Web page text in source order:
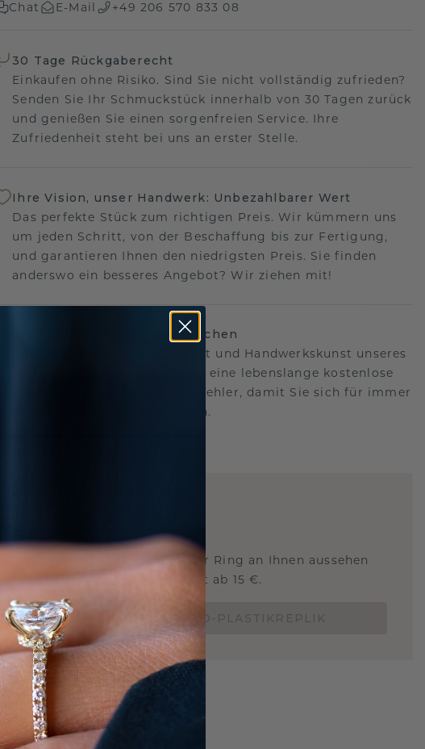
Chat E-Mail +49 206 570 833 08
30 Tage Rückgaberecht
Einkaufen ohne Risiko. Sind Sie nicht vollständig zufrieden?
Senden Sie Ihr Schmuckstück innerhalb von 30 Tagen zurück
und genießen Sie einen sorgenfreien Service. Ihre
Zufriedenheit steht bei uns an erster Stelle.
Ihre Vision, unser Handwerk: Unbezahlbarer Wert
Das perfekte Stück zum richtigen Preis. Wir kümmern uns
um jeden Schritt, von der Beschaffung bis zur Fertigung,
und garantieren Ihnen den niedrigsten Preis. Sie finden
anderswo ein besseres Angebot? Wir ziehen mit!
Unser lebenslanges Versprechen
Wir stehen hinter der Qualität und Handwerkskunst unseres
Schmucks.Deshalb bieten wir eine lebenslange kostenlose
Garantie gegen Herstellungsfehler, damit Sie sich für immer
keine Sorgen machen müssen.
Wollen Sie wissen, wie dieser Ring an Ihnen aussehen
würde und ob er passt? Jetzt ab 15 €.